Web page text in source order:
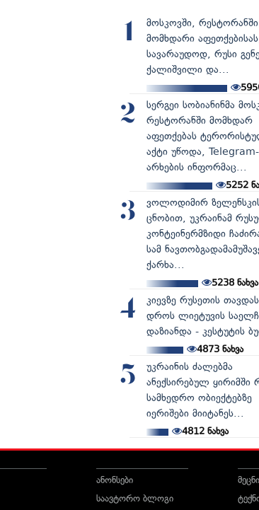
1
მოსკოვში, რესტორანში
მომხდარი
სავარაუდოდ, რუსი
ქალიშვილი და...
2
სერგეი სობიანინმა
რესტორანში მომხდარ
აფეთქებას
აქტი უწოდა, Telegram-
არხების ინფორმაც...
5252
3
ვოლოდიმირ
ცნობით, უკრაინამ
კონტეინერმზიდი
სამ
ქარხა...
5238ნახვა
4
კიევზე რუსეთის
დროს ლიეტუვის
დაზიანდა - კესტუტის
4873ნახვა
5
უკრაინის ძალებმა
ანექსირებულ ყირიმში
სამხედრო ობიექტებზე
იერიშები მიიტანეს...
4812 ნახვა
ანონსები
საავტორო ბლოგი